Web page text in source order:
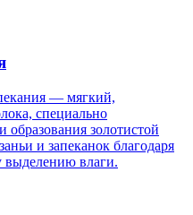
— мягкий,
специально
золотистой
и запеканок благодаря
выделению влаги.